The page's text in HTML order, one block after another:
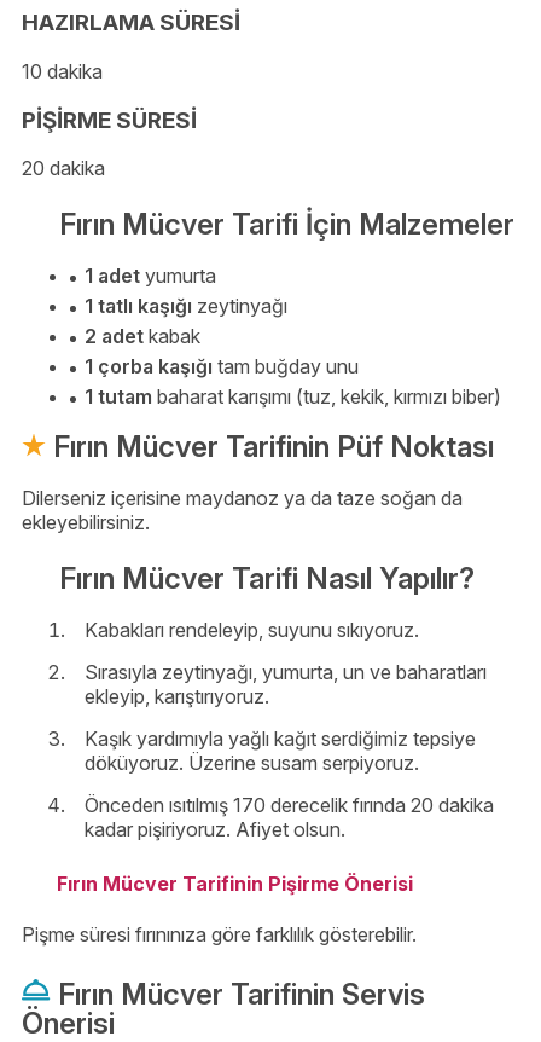
HAZIRLAMA SÜRESİ
10 dakika
PİŞİRME SÜRESİ
20 dakika
Fırın Mücver Tarifi İçin Malzemeler
1 adet yumurta
1 tatlı kaşığı zeytinyağı
2 adet kabak
1 çorba kaşığı tam buğday unu
1 tutam baharat karışımı (tuz, kekik, kırmızı biber)
Fırın Mücver Tarifinin Püf Noktası
Dilerseniz içerisine maydanoz ya da taze soğan da
ekleyebilirsiniz.
Fırın Mücver Tarifi Nasıl Yapılır?
Kabakları rendeleyip, suyunu sıkıyoruz.
Sırasıyla zeytinyağı, yumurta, un ve baharatları
ekleyip, karıştırıyoruz.
Kaşık yardımıyla yağlı kağıt serdiğimiz tepsiye
döküyoruz. Üzerine susam serpiyoruz.
Önceden ısıtılmış 170 derecelik fırında 20 dakika
kadar pişiriyoruz. Afiyet olsun.
Fırın Mücver Tarifinin Pişirme Önerisi
Pişme süresi fırınınıza göre farklılık gösterebilir.
Fırın Mücver Tarifinin Servis
Önerisi